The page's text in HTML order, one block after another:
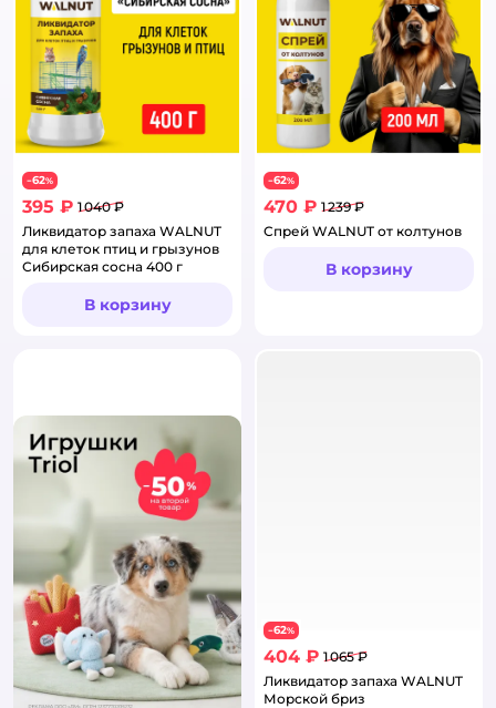
−62%
395 ₽ 1 040 ₽
Ликвидатор запаха WALNUT
для клеток птиц и грызунов
Сибирская сосна 400 г
В корзину
−62%
470 ₽ 1 239 ₽
Спрей WALNUT от колтунов
В корзину
−62%
404 ₽ 1 065 ₽
Ликвидатор запаха WALNUT
Морской бриз